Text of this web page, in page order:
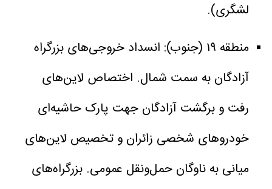
لشگری).
منطقه ۱۹ (جنوب): انسداد خروجی‌های بزرگراه
آزادگان به سمت شمال. اختصاص لاین‌های
رفت و برگشت آزادگان جهت پارک حاشیه‌ای
خودروهای شخصی زائران و تخصیص لاین‌های
میانی به ناوگان حمل‌ونقل عمومی. بزرگراه‌های